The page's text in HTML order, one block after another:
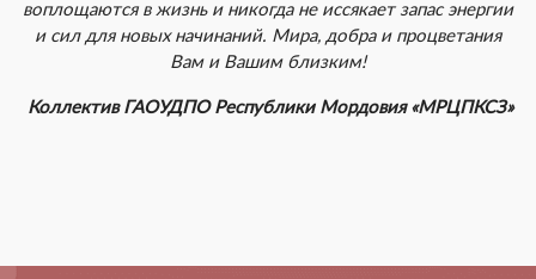
воплощаются в жизнь и никогда не иссякает запас энергии
и сил для новых начинаний. Мира, добра и процветания
Вам и Вашим близким!
Коллектив ГАОУДПО Республики Мордовия «МРЦПКСЗ»